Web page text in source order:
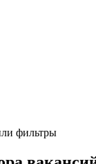
фильтры